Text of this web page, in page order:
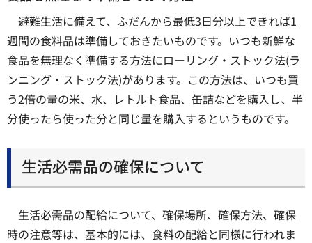
避難生活に備えて、ふだんから最低3日分以上できれば1
週間の食料品は準備しておきたいものです。いつも新鮮な
食品を無理なく準備する方法にローリング・ストック法(ラ
ンニング・ストック法)があります。この方法は、いつも買
う2倍の量の米、水、レトルト食品、缶詰などを購入し、半
分使ったら使った分と同じ量を購入するというものです。
生活必需品の確保について
生活必需品の配給について、確保場所、確保方法、確保
時の注意等は、基本的には、食料の配給と同様に行われま